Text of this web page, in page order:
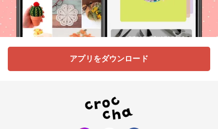
アプリをダウンロード